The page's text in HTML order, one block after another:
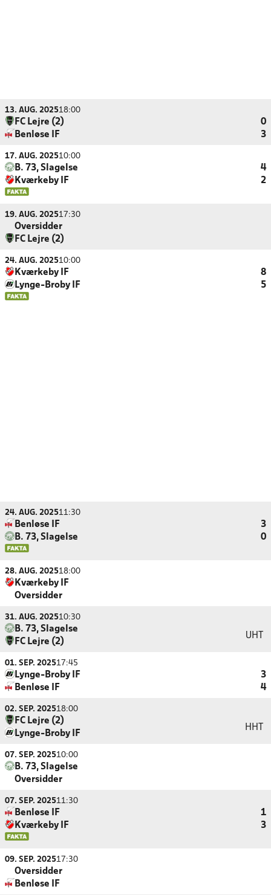
13. AUG. 202518:00
FC Lejre (2)
0
Benløse IF
3
17. AUG. 202510:00
B. 73, Slagelse
4
Kværkeby IF
2
19. AUG. 202517:30
Oversidder
FC Lejre (2)
24. AUG. 202510:00
Kværkeby IF
8
Lynge-Broby IF
5
24. AUG. 202511:30
Benløse IF
3
B. 73, Slagelse
0
28. AUG. 202518:00
Kværkeby IF
Oversidder
31. AUG. 202510:30
B. 73, Slagelse
FC Lejre (2)
UHT
01. SEP. 202517:45
Lynge-Broby IF
3
Benløse IF
4
02. SEP. 202518:00
FC Lejre (2)
Lynge-Broby IF
HHT
07. SEP. 202510:00
B. 73, Slagelse
Oversidder
07. SEP. 202511:30
Benløse IF
1
Kværkeby IF
3
09. SEP. 202517:30
Oversidder
Benløse IF